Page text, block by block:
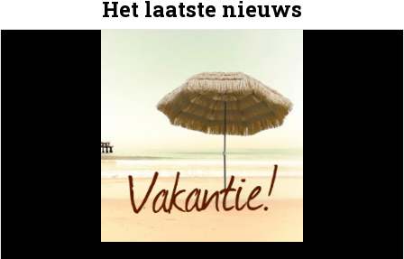
Het laatste nieuws